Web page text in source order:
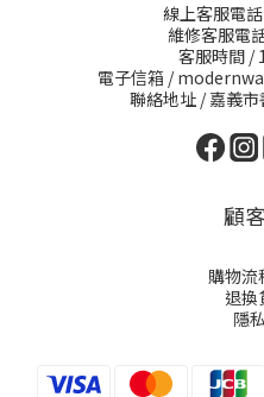
線上客服電
維修客服電
客服時間 /
電子信箱 /
聯絡地址 / 嘉義
顧
購物流
退換
隱